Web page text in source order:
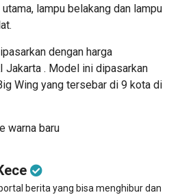
lampu belakang dan lampu
dengan harga
Jakarta . Model ini dipasarkan
Wing yang tersebar di 9 kota di
warna baru
berita yang bisa menghibur dan